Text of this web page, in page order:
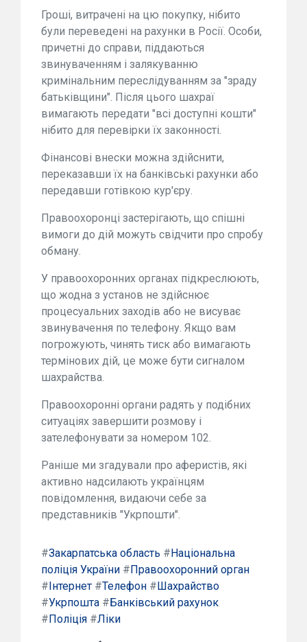
Гроші, витрачені на цю покупку, нібито
були переведені на рахунки в Росії. Особи,
причетні до справи, піддаються
звинуваченням і залякуванню
кримінальним переслідуванням за "зраду
батьківщини". Після цього шахраї
вимагають передати "всі доступні кошти"
нібито для перевірки їх законності.
Фінансові внески можна здійснити,
переказавши їх на банківські рахунки або
передавши готівкою кур'єру.
Правоохоронці застерігають, що спішні
вимоги до дій можуть свідчити про спробу
обману.
У правоохоронних органах підкреслюють,
що жодна з установ не здійснює
процесуальних заходів або не висуває
звинувачення по телефону. Якщо вам
погрожують, чинять тиск або вимагають
термінових дій, це може бути сигналом
шахрайства.
Правоохоронні органи радять у подібних
ситуаціях завершити розмову і
зателефонувати за номером 102.
Раніше ми згадували про аферистів, які
активно надсилають українцям
повідомлення, видаючи себе за
представників "Укрпошти".
#Закарпатська область # Національна
поліція України # Правоохоронний орган
# Інтернет #Телефон # Шахрайство
#Укрпошта # Банківський рахунок
# Поліція #Ліки